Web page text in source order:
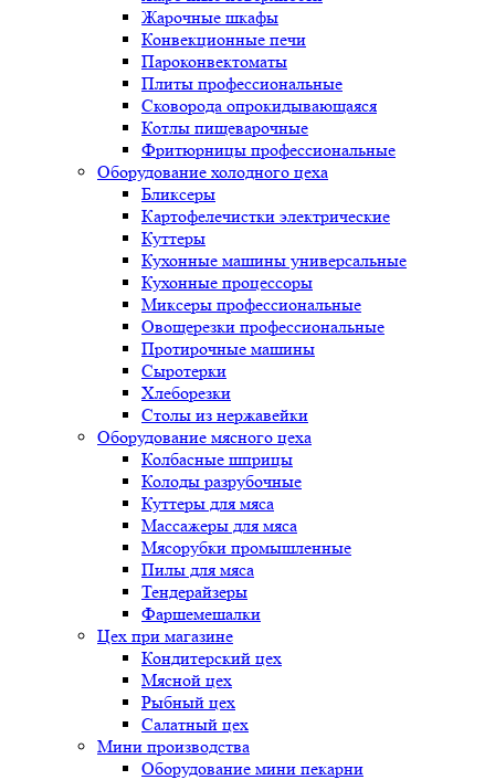
Жарочные шкафы
Конвекционные печи
Пароконвектоматы
Плиты профессиональные
Сковорода опрокидывающаяся
Котлы пищеварочные
Фритюрницы профессиональные
Оборудование холодного цеха
Бликсеры
Картофелечистки электрические
Куттеры
Кухонные машины универсальные
Кухонные процессоры
Миксеры профессиональные
Овощерезки профессиональные
Протирочные машины
Сыротерки
Хлеборезки
Столы из нержавейки
Оборудование мясного цеха
Колбасные шприцы
Колоды разрубочные
Куттеры для мяса
Массажеры для мяса
Мясорубки промышленные
Пилы для мяса
Тендерайзеры
Фаршемешалки
Цех при магазине
Кондитерский цех
Мясной цех
Рыбный цех
Салатный цех
Мини производства
Оборудование мини пекарни